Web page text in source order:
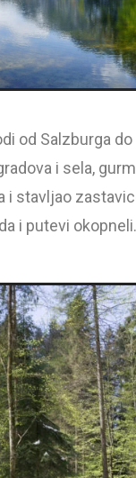
od Salzburga
i sela,
stavljao
i putevi okopneli.